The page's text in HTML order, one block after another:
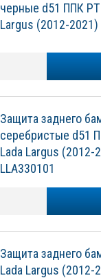
черные d51 ППК PT
Largus (2012-
Защита заднего
серебристые d51
Lada Largus
LLA330101
Защита заднего
Lada Largus